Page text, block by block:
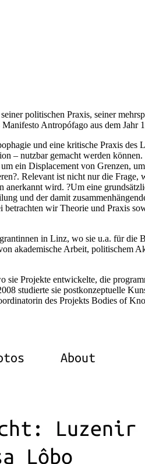
politischen Praxis, seiner
Antropófago aus dem Jahr
und eine kritische Praxis des
– nutzbar gemacht werden
ein Displacement von Grenzen,
Relevant ist nicht nur die Frage,
wird. ?Um eine
und der damit
betrachten wir Theorie und Praxis
in Linz, wo sie u.a. für die
akademische Arbeit, politischem
sie Projekte entwickelte, die
studierte sie postkonzeptuelle
des Projekts Bodies of